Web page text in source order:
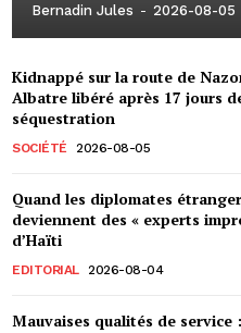
Bernadin Jules - 2026-08-05
Kidnappé sur la route de
Albatre libéré après 17 jours
séquestration
SOCIÉTÉ 2026-08-05
Quand les diplomates
deviennent des « experts
d’Haïti
EDITORIAL 2026-08-04
Mauvaises qualités de service